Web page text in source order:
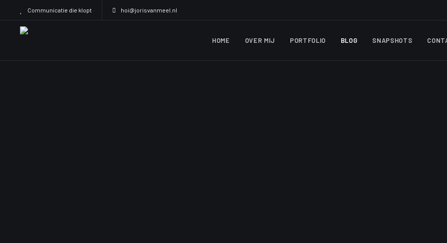
Communicatie die klopt hoi@jorisvanmeel.nl
HOME OVER MIJ PORTFOLIO BLOG SNAPSHOTS